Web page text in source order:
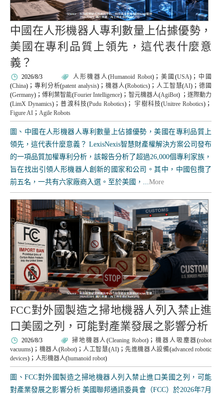
中國在人形機器人專利數量上佔據優勢，
美國在專利品質上領先，這代表什麼意
義？
2026/8/3 人形機器人(Humanoid Robot)； 美國(USA)； 中國
(China)； 專利分析(patent analysis)； 機器人(Robotics)； 人工智慧(AI)； 德國
(Germany)； 傅利葉智能(Fourier Intelligence)； 智元機器人(AgiBot) ； 逐際動力
(LimX Dynamics)； 普渡科技(Pudu Robotics)； 宇樹科技(Unitree Robotics)；
Figure AI ； Agile Robots
圖、中國在人形機器人專利數量上佔據優勢，美國在專利品質上
領先，這代表什麼意義？ LexisNexis智慧財產權解決方案公司發布
的一項品質加權專利分析，該報告分析了超過26,000個專利家族，
旨在找出引領人形機器人創新的國家和公司。其中，中國包攬了
前五名，一共有六家廠商入選。至於美國，...More
FCC對外國製造之掃地機器人列入禁止進
口美國之列，可能對產業發展之影響分析
2026/8/3 掃地機器人(Cleaning Robot)； 機器人吸塵器(robot
vacuums)； 機器人(Robot)； 人工智慧(AI)； 先進機器人設備(advanced robotic
devices)； 人形機器人(humanoid robot)
圖、FCC對外國製造之掃地機器人列入禁止進口美國之列，可能
對產業發展之影響分析 美國聯邦通訊委員會（FCC）於2026年7月